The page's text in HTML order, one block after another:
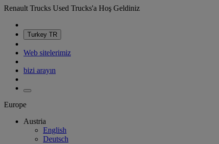
Renault Trucks Used Trucks'a Hoş Geldiniz
Turkey TR
Web sitelerimiz
bizi arayın
Europe
Austria
English
Deutsch